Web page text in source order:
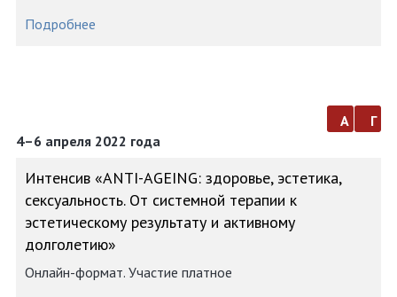
Подробнее
4–6 апреля 2022 года
а г
Интенсив «АNTI-AGEING: здоровье, эстетика,
сексуальность. От системной терапии к
эстетическому результату и активному
долголетию»
Онлайн-формат. Участие платное